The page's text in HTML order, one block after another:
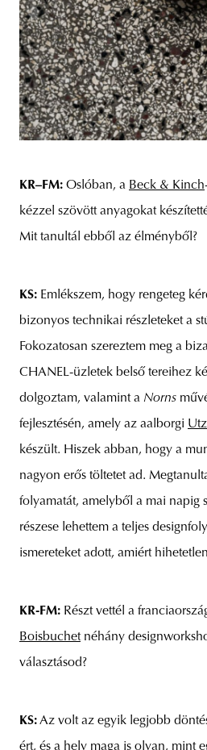
KR–FM: Oslóban, a Beck & Kinch
kézzel szövött anyagokat
Mit tanultál ebből az élményből?
KS: Emlékszem, hogy rengeteg
bizonyos technikai részleteket a
Fokozatosan szereztem meg a
CHANEL-üzletek belső tereihez
dolgoztam, valamint a Norns
fejlesztésén, amely az aalborgi
készült. Hiszek abban, hogy a
nagyon erős töltetet ad.
folyamatát, amelyből a mai napig
részese lehettem a teljes
ismereteket adott, amiért
KR-FM: Részt vettél a
Boisbuchetnéhány
választásod?
KS:Az volt az egyik legjobb
ért, és a hely maga is olyan, mint